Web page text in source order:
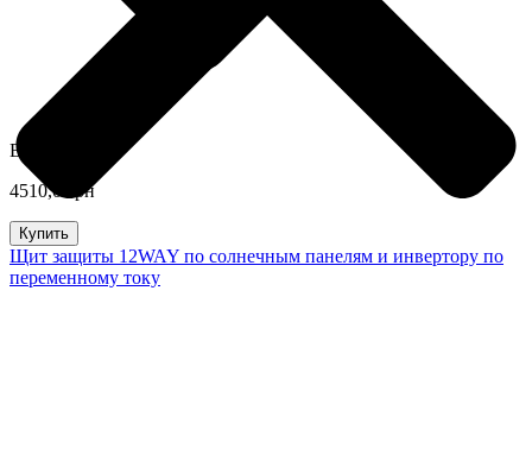
В наличии
4510,0 грн
Купить
Щит защиты 12WAY по солнечным панелям и инвертору по
переменному току